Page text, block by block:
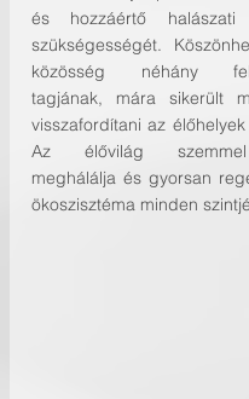
és hozzáértő halászati
szükségességét.
közösség néhány
tagjának, mára sikerült
visszafordítani az
Az élővilág
meghálálja és gyorsan
ökoszisztéma minden